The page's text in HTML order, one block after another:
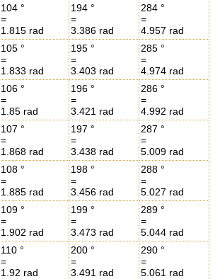
104 °
=
1.815 rad
194 °
=
3.386 rad
284 °
=
4.957 rad
105 °
=
1.833 rad
195 °
=
3.403 rad
285 °
=
4.974 rad
106 °
=
1.85 rad
196 °
=
3.421 rad
286 °
=
4.992 rad
107 °
=
1.868 rad
197 °
=
3.438 rad
287 °
=
5.009 rad
108 °
=
1.885 rad
198 °
=
3.456 rad
288 °
=
5.027 rad
109 °
=
1.902 rad
199 °
=
3.473 rad
289 °
=
5.044 rad
110 °
=
1.92 rad
200 °
=
3.491 rad
290 °
=
5.061 rad